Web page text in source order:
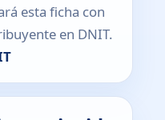
esta ficha con
en DNIT.